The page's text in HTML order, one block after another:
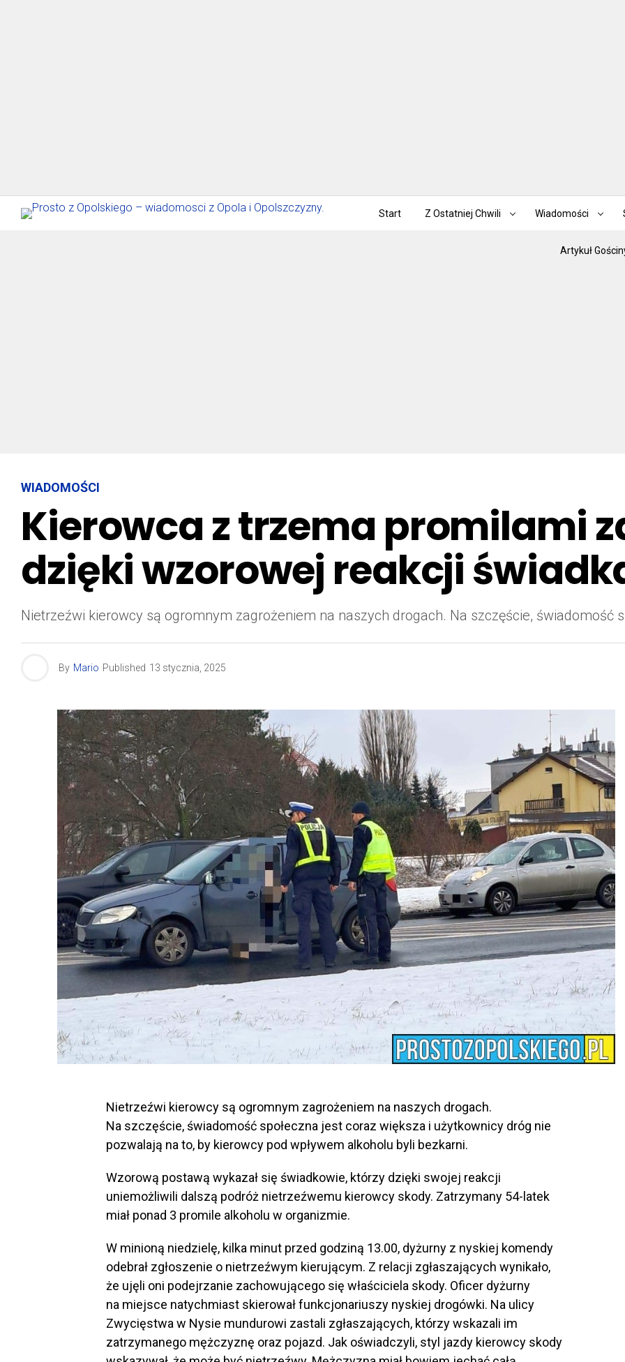
Start Z Ostatniej Chwili Wiadomości
Artykuł
WIADOMOŚCI
Kierowca z trzema promilami
dzięki wzorowej reakcji
Nietrzeźwi kierowcy są ogromnym zagrożeniem na naszych drogach. Na szczęście, świadomość
By Mario Published 13 stycznia, 2025
Nietrzeźwi kierowcy są ogromnym zagrożeniem na naszych drogach.
Na szczęście, świadomość społeczna jest coraz większa i użytkownicy dróg nie
pozwalają na to, by kierowcy pod wpływem alkoholu byli bezkarni.
Wzorową postawą wykazał się świadkowie, którzy dzięki swojej reakcji
uniemożliwili dalszą podróż nietrzeźwemu kierowcy skody. Zatrzymany 54-latek
miał ponad 3 promile alkoholu w organizmie.
W minioną niedzielę, kilka minut przed godziną 13.00, dyżurny z nyskiej komendy
odebrał zgłoszenie o nietrzeźwym kierującym. Z relacji zgłaszających wynikało,
że ujęli oni podejrzanie zachowującego się właściciela skody. Oficer dyżurny
na miejsce natychmiast skierował funkcjonariuszy nyskiej drogówki. Na ulicy
Zwycięstwa w Nysie mundurowi zastali zgłaszających, którzy wskazali im
zatrzymanego mężczyznę oraz pojazd. Jak oświadczyli, styl jazdy kierowcy skody